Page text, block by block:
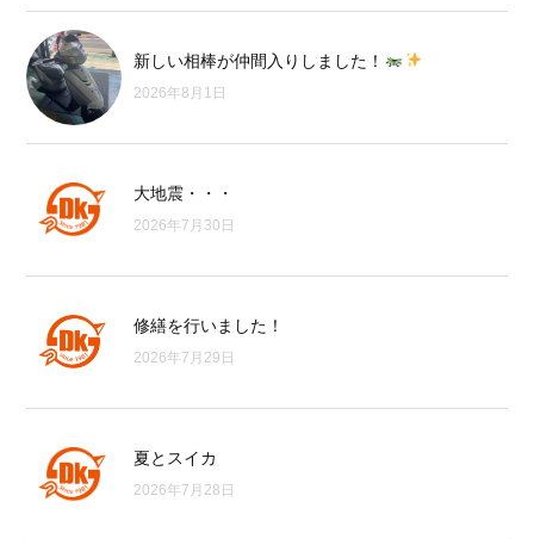
新しい相棒が仲間入りしました！
2026年8月1日
大地震・・・
2026年7月30日
修繕を行いました！
2026年7月29日
夏とスイカ
2026年7月28日